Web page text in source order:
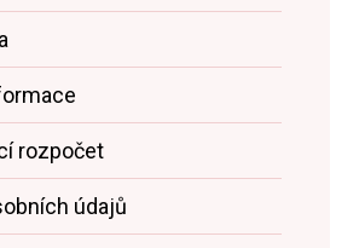
rozpočet
údajů